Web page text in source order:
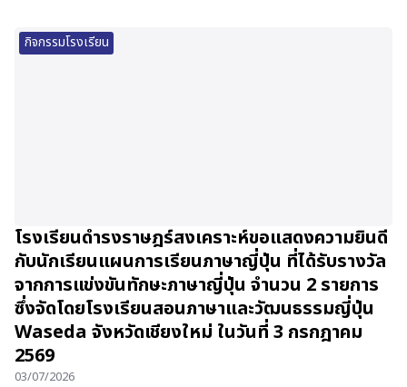
กิจกรรมโรงเรียน
โรงเรียนดำรงราษฎร์สงเคราะห์ขอแสดงความยินดี
กับนักเรียนแผนการเรียนภาษาญี่ปุ่น ที่ได้รับรางวัล
จากการแข่งขันทักษะภาษาญี่ปุ่น จำนวน 2 รายการ
ซึ่งจัดโดยโรงเรียนสอนภาษาและวัฒนธรรมญี่ปุ่น
Waseda จังหวัดเชียงใหม่ ในวันที่ 3 กรกฎาคม
2569
03/07/2026